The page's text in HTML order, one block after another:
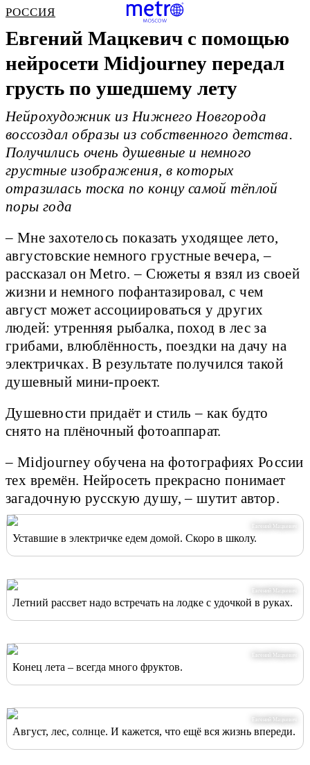
РОССИЯ
Евгений Мацкевич с помощью
нейросети Midjourney передал
грусть по ушедшему лету
Нейрохудожник из Нижнего Новгорода
воссоздал образы из собственного детства.
Получились очень душевные и немного
грустные изображения, в которых
отразилась тоска по концу самой тёплой
поры года
– Мне захотелось показать уходящее лето,
августовские немного грустные вечера, –
рассказал он Metro. – Сюжеты я взял из своей
жизни и немного пофантазировал, с чем
август может ассоциироваться у других
людей: утренняя рыбалка, поход в лес за
грибами, влюблённость, поездки на дачу на
электричках. В результате получился такой
душевный мини-проект.
Душевности придаёт и стиль – как будто
снято на плёночный фотоаппарат.
– Midjourney обучена на фотографиях России
тех времён. Нейросеть прекрасно понимает
загадочную русскую душу, – шутит автор.
Евгений Мацкевич
Уставшие в электричке едем домой. Скоро в школу.
Евгений Мацкевич
Летний рассвет надо встречать на лодке с удочкой в руках.
Евгений Мацкевич
Конец лета – всегда много фруктов.
Евгений Мацкевич
Август, лес, солнце. И кажется, что ещё вся жизнь впереди.